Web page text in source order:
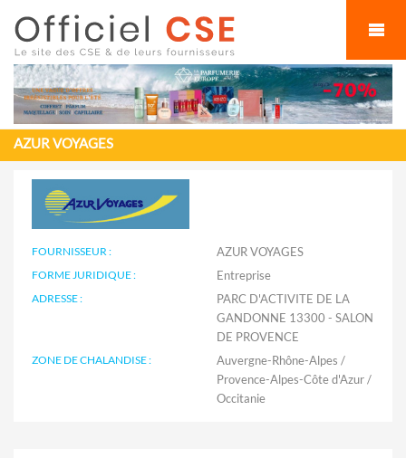
AZUR VOYAGES
FOURNISSEUR : AZUR VOYAGES
FORME JURIDIQUE : Entreprise
ADRESSE :
PARC D'ACTIVITE DE LA
GANDONNE 13300 - SALON
DE PROVENCE
ZONE DE CHALANDISE :
Auvergne-Rhône-Alpes /
Provence-Alpes-Côte d'Azur /
Occitanie